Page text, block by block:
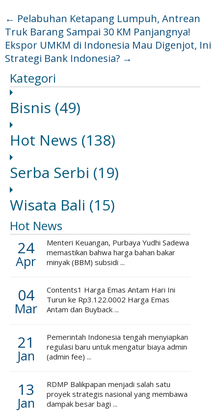
← Pelabuhan Ketapang Lumpuh, Antrean
Truk Barang Sampai 30 KM Panjangnya!
Ekspor UMKM di Indonesia Mau Digenjot, Ini
Strategi Bank Indonesia? →
Kategori
Bisnis (49)
Hot News (138)
Serba Serbi (19)
Wisata Bali (15)
Hot News
24
Apr
Menteri Keuangan, Purbaya Yudhi Sadewa
memastikan bahwa harga bahan bakar
minyak (BBM) subsidi ...
04
Mar
Contents1 Harga Emas Antam Hari Ini
Turun ke Rp3.122.0002 Harga Emas
Antam dan Buyback ...
21
Jan
Pemerintah Indonesia tengah menyiapkan
regulasi baru untuk mengatur biaya admin
(admin fee) ...
13
Jan
RDMP Balikpapan menjadi salah satu
proyek strategis nasional yang membawa
dampak besar bagi ...